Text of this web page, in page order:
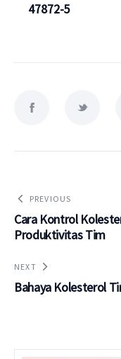
47872-5
PREVIOUS
Cara Kontrol
Produktivitas Tim
NEXT
Bahaya Kolesterol